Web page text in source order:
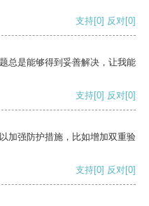
支持[0] 反对[0]
总是能够得到妥善解决，让我能
支持[0] 反对[0]
加强防护措施，比如增加双重验
支持[0] 反对[0]